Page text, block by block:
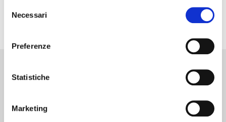
delNecessari
Preferenze
Statistiche
Marketing
Cantine d’Italia